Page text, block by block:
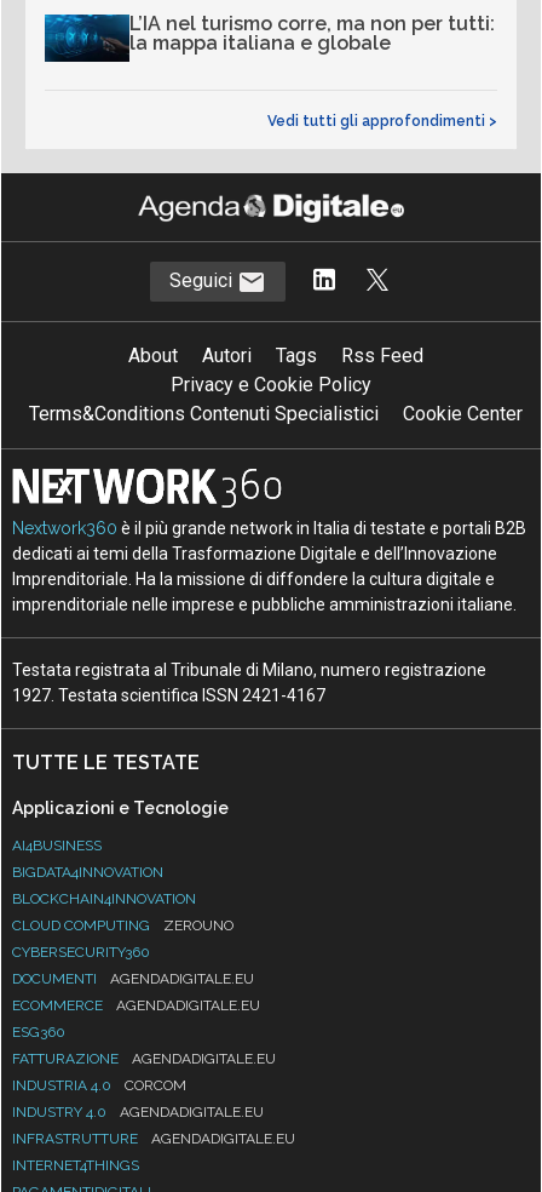
L’IA nel turismo corre, ma non per tutti:
la mappa italiana e globale
Vedi tutti gli approfondimenti >
Seguici
About Autori Tags
Rss Feed
Privacy e Cookie Policy
Terms&Conditions Contenuti Specialistici
Cookie Center
Nextwork360 è il più grande network in Italia di testate e portali B2B
dedicati ai temi della Trasformazione Digitale e dell’Innovazione
Imprenditoriale. Ha la missione di diffondere la cultura digitale e
imprenditoriale nelle imprese e pubbliche amministrazioni italiane.
Testata registrata al Tribunale di Milano, numero registrazione
1927. Testata scientifica ISSN 2421-4167
TUTTE LE TESTATE
Applicazioni e Tecnologie
AI4BUSINESS
BIGDATA4INNOVATION
BLOCKCHAIN4INNOVATION
CLOUD COMPUTING
ZEROUNO
CYBERSECURITY360
DOCUMENTI
AGENDADIGITALE.EU
ECOMMERCE
AGENDADIGITALE.EU
ESG360
FATTURAZIONE
AGENDADIGITALE.EU
INDUSTRIA 4.0
CORCOM
INDUSTRY 4.0
AGENDADIGITALE.EU
INFRASTRUTTURE
AGENDADIGITALE.EU
INTERNET4THINGS